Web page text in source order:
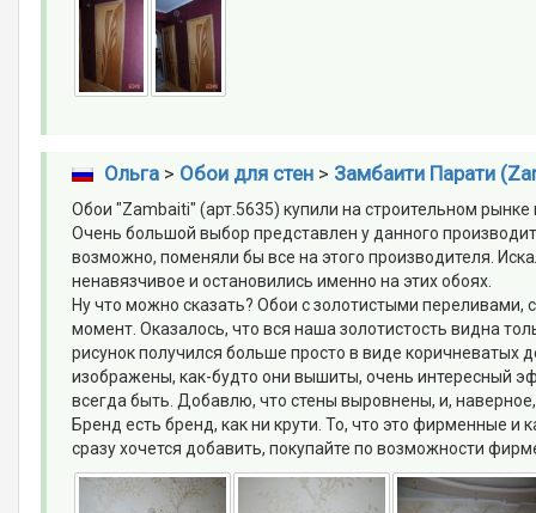
Ольга> Обои для стен> Замбаити Парати
Обои "Zambaiti" (арт.5635) купили на строительном
Очень большой выбор представлен у данного
возможно, поменяли бы все на этого производителя.
ненавязчивое и остановились именно на этих обоях.
Ну что можно сказать? Обои с золотистыми
момент. Оказалось, что вся наша золотистость видна
рисунок получился больше просто в виде коричневатых
изображены, как-будто они вышиты, очень интересный
всегда быть. Добавлю, что стены выровнены, и,
Бренд есть бренд, как ни крути. То, что это фирменные
сразу хочется добавить, покупайте по возможности